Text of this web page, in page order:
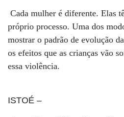
Cada mulher é diferente. Elas
próprio processo. Uma dos
mostrar o padrão de evolução
os efeitos que as crianças vão
essa violência.
ISTOÉ –